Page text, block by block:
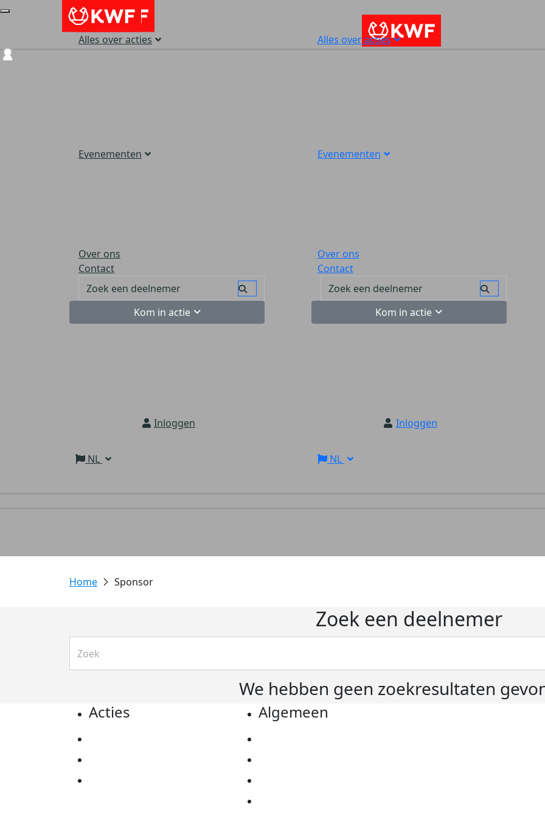
Alles over acties
Evenementen
Over ons
Contact
Kom in actie
Inloggen
NL
Alles over acties
Evenementen
Over ons
Contact
Kom in actie
Inloggen
NL
Sponsor
Zoek een deelnemer
We hebben geen zoekresultaten
Acties Algemeen